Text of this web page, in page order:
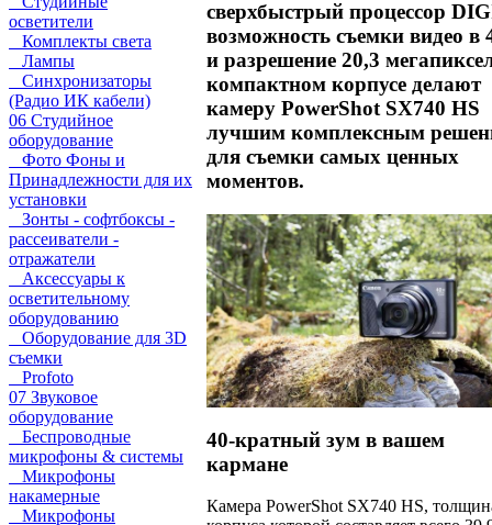
осветители
Комплекты света
Лампы
Синхронизаторы
(Радио ИК кабели)
06 Студийное
оборудование
Фото Фоны и
Принадлежности для их
установки
Зонты - софтбоксы -
рассеиватели -
отражатели
Аксессуары к
осветительному
оборудованию
Оборудование для 3D
съемки
Profoto
07 Звуковое
оборудование
Беспроводные
микрофоны & системы
Микрофоны
накамерные
Микрофоны
сверхбыстрый процессор
возможность съемки видео в
и разрешение 20,3
компактном корпусе делают
камеру PowerShot SX740 HS
лучшим комплексным
для съемки самых ценных
моментов.
40-кратный зум в вашем
кармане
Камера PowerShot SX740 HS,